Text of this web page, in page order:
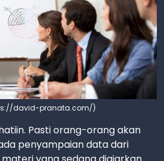
david-pranata.com/)
Pasti orang-orang akan
penyampaian data dari